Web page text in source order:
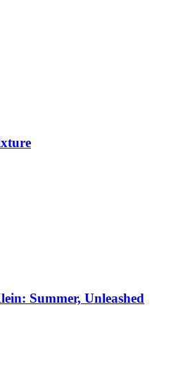
Summer, Unleashed